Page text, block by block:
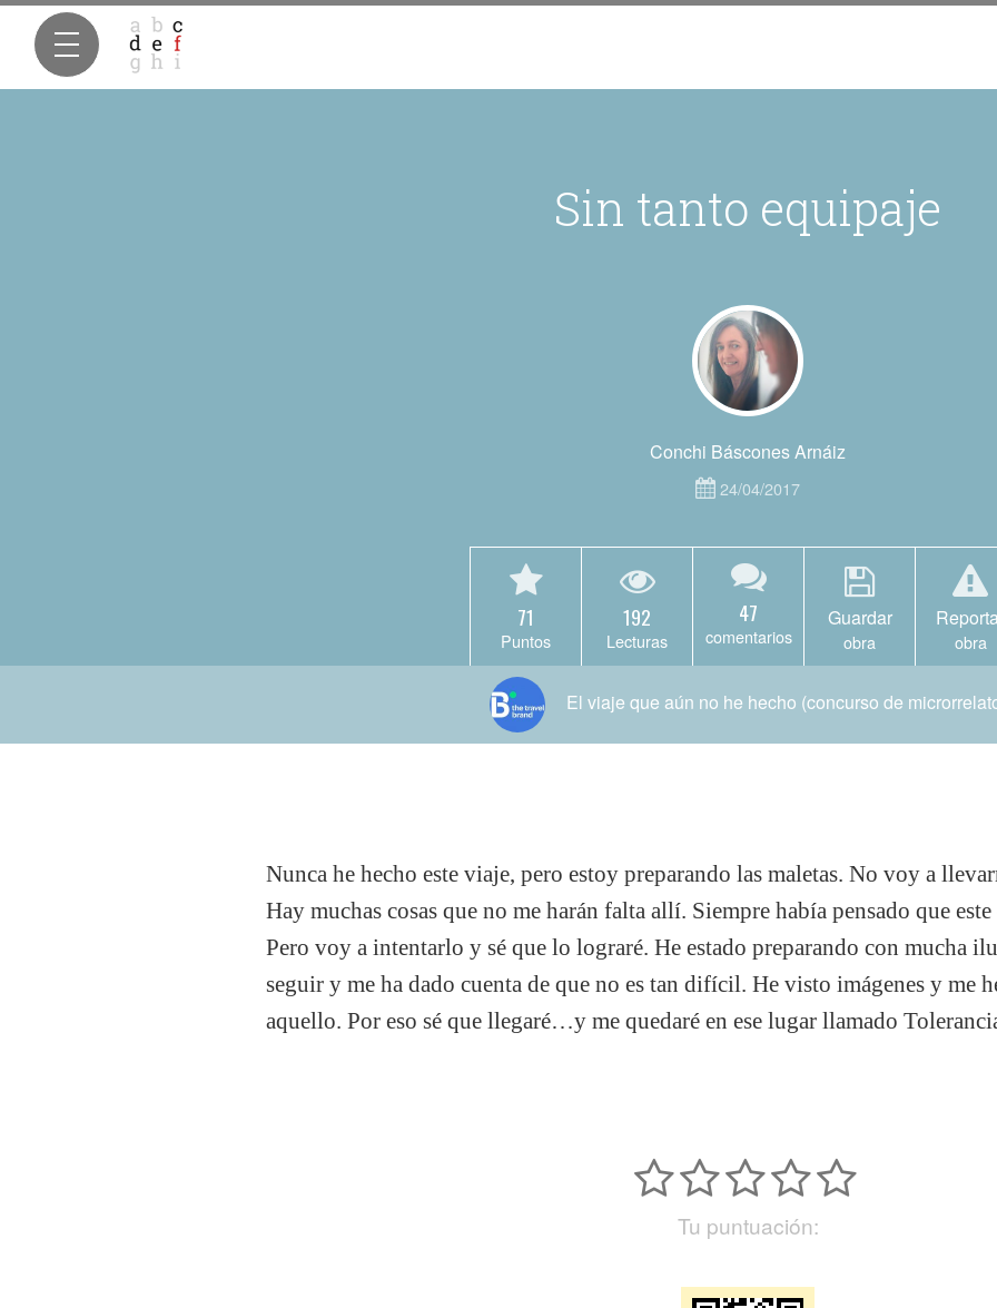
Sin tanto equipaje
Conchi Báscones Arnáiz
24/04/2017
71
Puntos
192
Lecturas
47
comentarios
Guardar
obra obra
El viaje que aún no he hecho (concurso de
Nunca he hecho este viaje, pero estoy preparando las maletas. No voy a
Hay muchas cosas que no me harán falta allí. Siempre había pensado que
Pero voy a intentarlo y sé que lo lograré. He estado preparando con mucha
seguir y me ha dado cuenta de que no es tan difícil. He visto imágenes y me
aquello. Por eso sé que llegaré…y me quedaré en ese lugar llamado
Tu puntuación: